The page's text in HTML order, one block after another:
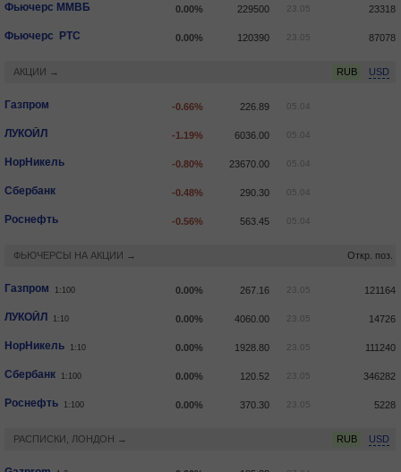
Фьючерс ММВБ 0.00% 229500 23.05 23318
Фьючерс РТС 0.00% 120390 23.05 87078
АКЦИИ → RUB USD
Газпром -0.66% 226.89 05.04
ЛУКОЙЛ -1.19% 6036.00 05.04
НорНикель -0.80% 23670.00 05.04
Сбербанк -0.48% 290.30 05.04
Роснефть -0.56% 563.45 05.04
ФЬЮЧЕРСЫ НА АКЦИИ → Откр. поз.
Газпром 1:100 0.00% 267.16 23.05 121164
ЛУКОЙЛ 1:10 0.00% 4060.00 23.05 14726
НорНикель 1:10 0.00% 1928.80 23.05 111240
Сбербанк 1:100 0.00% 120.52 23.05 346282
Роснефть 1:100 0.00% 370.30 23.05 5228
РАСПИСКИ, ЛОНДОН → RUB USD